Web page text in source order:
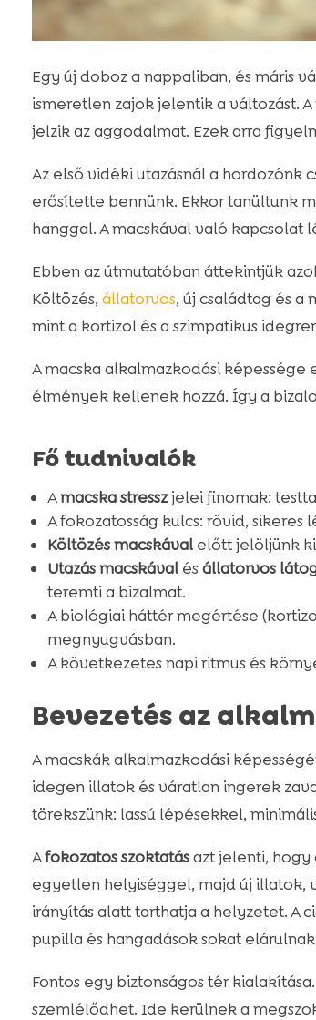
Egy új doboz a nappaliban, és máris
ismeretlen zajok jelentik a változást.
jelzik az aggodalmat. Ezek arra
Az első vidéki utazásnál a hordozónk
erősítette bennünk. Ekkor tanültunk
hanggal. A macskával való
Ebben az útmutatóban áttekintjük
Költözés, állatorvos, új családtag és a
mint a kortizol és a szimpatikus
A macska alkalmazkodási
élmények kellenek hozzá. Így a
Fő tudnivalók
Amacska stresszjelei finomak:
A fokozatosság kulcs: rövid, sikeres
Költözés macskávalelőtt jelöljünk ki
Utazás macskávalésállatorvos
teremti a bizalmat.
A biológiai háttér megértése
megnyugvásban.
A következetes napi ritmus és
Bevezetés az
A macskák alkalmazkodási
idegen illatok és váratlan ingerek
törekszünk: lassú lépésekkel,
Afokozatos szoktatásazt jelenti, hogy
egyetlen helyiséggel, majd új illatok,
irányítás alatt tarthatja a helyzetet. A
pupilla és hangadások sokat
Fontos egy biztonságos tér
szemlélődhet. Ide kerülnek a